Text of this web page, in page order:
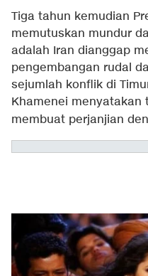
Tiga tahun kemudian
memutuskan mundur
adalah Iran dianggap
pengembangan rudal
sejumlah konflik di
Khamenei menyatakan
membuat perjanjian